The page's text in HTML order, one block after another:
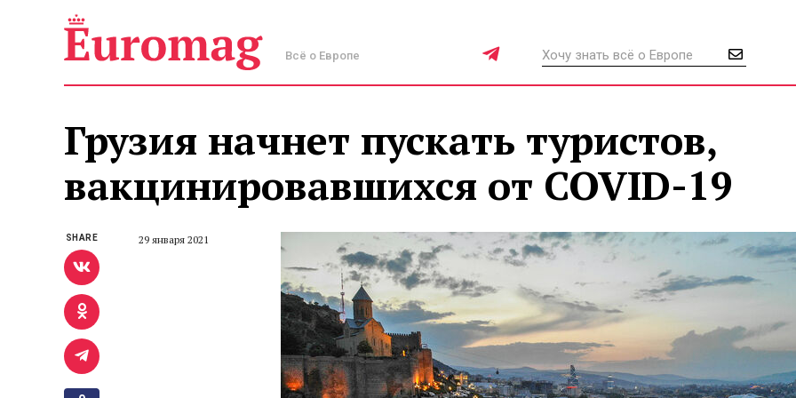
Всё о Европе
Грузия начнет пускать туристов,
вакцинировавшихся от COVID-19
29 января 2021
SHARE